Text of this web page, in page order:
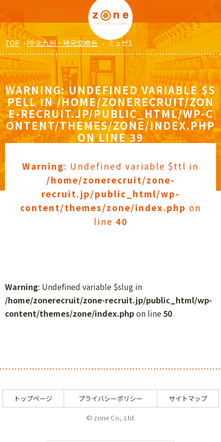
TOP ›I💛北九州・地元交換会 › ミュゼ1
WARNING: UNDEFINED VARIABLE $S
PELL IN/HOME/ZONERECRUIT/ZON
E-RECRUIT.JP/PUBLIC_HTML/WP-C
ONTENT/THEMES/ZONE/INDEX.PHP
ON LINE39
Warning: Undefined variable $ttl in
/home/zonerecruit/zone-
recruit.jp/public_html/wp-
content/themes/zone/index.php on
line 40
Warning: Undefined variable $slug in
/home/zonerecruit/zone-recruit.jp/public_html/wp-
content/themes/zone/index.phpon line50
トップページ プライバシーポリシー サイトマップ
© zone Co,. Ltd.